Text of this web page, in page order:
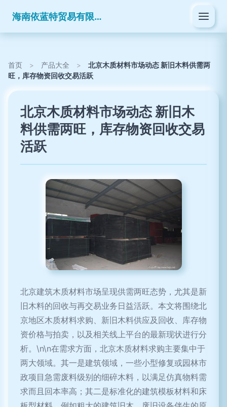
海南依蓝特贸易有限公司
首页 > 产品大全 >
北京木质材料市场动态 新旧木料供需两
旺，库存物资回收交易活跃
北京木质材料市场动态 新旧木
料供需两旺，库存物资回收交易
活跃
北京建筑木质材料市场呈现供需两旺态势，尤其是新
旧木料的回收与再交易业务日益活跃。本文将围绕北
京地区木质材料求购、新旧木料供应及回收、库存物
资价格与拍卖，以及相关线上平台的最新现状进行分
析。\n\n在需求方面，北京木质材料求购主要集中于
两大领域。其一是建筑领域，一些小型修复或园林市
政项目急需废料级别的细碎木料，以满足仿真物料需
求而且回本率高；其二是标准化的建筑模板材料和床